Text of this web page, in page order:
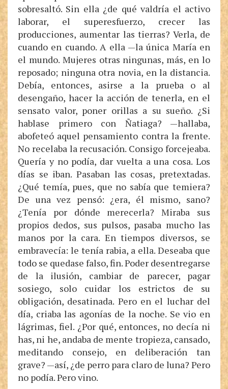
sobresaltó. Sin ella ¿de qué valdría el activo
laborar, el superesfuerzo, crecer las
producciones, aumentar las tierras? Verla, de
cuando en cuando. A ella —la única María en
el mundo. Mujeres otras ningunas, más, en lo
reposado; ninguna otra novia, en la distancia.
Debía, entonces, asirse a la prueba o al
desengaño, hacer la acción de tenerla, en el
sensato valor, poner orillas a su sueño. ¿Si
hablase primero con Ñatiaga? —hallaba,
abofeteó aquel pensamiento contra la frente.
No recelaba la recusación. Consigo forcejeaba.
Quería y no podía, dar vuelta a una cosa. Los
días se iban. Pasaban las cosas, pretextadas.
¿Qué temía, pues, que no sabía que temiera?
De una vez pensó: ¿era, él mismo, sano?
¿Tenía por dónde merecerla? Miraba sus
propios dedos, sus pulsos, pasaba mucho las
manos por la cara. En tiempos diversos, se
embravecía: le tenía rabia, a ella. Deseaba que
todo se quedase falso, fin. Poder desentregarse
de la ilusión, cambiar de parecer, pagar
sosiego, solo cuidar los estrictos de su
obligación, desatinada. Pero en el luchar del
día, criaba las agonías de la noche. Se vio en
lágrimas, fiel. ¿Por qué, entonces, no decía ni
has, ni he, andaba de mente tropieza, cansado,
meditando consejo, en deliberación tan
grave? —así, ¿de perro para claro de luna? Pero
no podía. Pero vino.